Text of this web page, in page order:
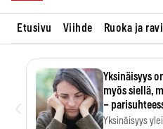
Etusivu Viihde Ruoka ja
Yksinäisyys
myös siellä,
–
Yksinäisyys